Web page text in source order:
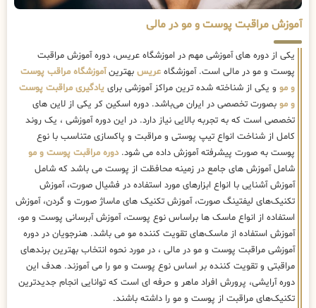
آموزش مراقبت پوست و مو در مالی
یکی از دوره های آموزشی مهم در اموزشگاه عریس، دوره آموزش مراقبت
پوست و مو در مالی است. آموزشگاه عریس بهترینآموزشگاه مراقب پوست
و مو و یکی از شناخته شده ترین مراکز آموزشی برای یادگیری مراقبت پوست
و مو بصورت تخصصی در ایران می‌باشد. دوره اسکین کر یکی از لاین های
تخصصی است که به تجربه بالایی نیاز دارد. در این دوره آموزشی ، یک روند
کامل از شناخت انواع تیپ پوستی و مراقبت و پاکسازی متناسب با نوع
پوست به صورت پیشرفته آموزش داده می شود.دوره مراقبت پوست و مو
شامل آموزش های جامع در زمینه محافظت از پوست می باشد که شامل
آموزش آشنایی با انواع ابزارهای مورد استفاده در فشیال صورت، آموزش
تکنیک‌های لیفتینگ صورت، آموزش تکنیک های ماساژ صورت و گردن، آموزش
استفاده از انواع ماسک ها براساس نوع پوست، آموزش آبرسانی پوست و مو،
آموزش استفاده از ماسک‌های تقویت کننده مو می باشد. هنرجویان در دوره
آموزشی مراقبت پوست و مو در مالی ، در مورد نحوه انتخاب بهترین برندهای
مراقبتی و تقویت کننده بر اساس نوع پوست و مو را می آموزند. هدف این
دوره آرایشی، پرورش افراد ماهر و حرفه ای است که توانایی انجام جدیدترین
تکنیک‌های مراقبت از پوست و مو را داشته باشند.